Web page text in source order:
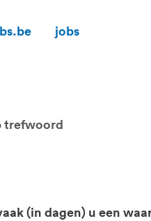
jobs
(in dagen) u een